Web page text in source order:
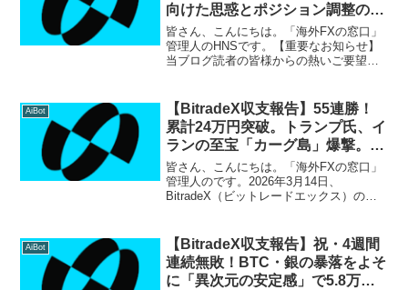
向けた思惑とポジション調整の嵐
を制し、累計利益238万円突破！
皆さん、こんにちは。「海外FXの窓口」
管理人のHNSです。【重要なお知らせ】
当ブログ読者の皆様からの熱いご要望に
名で気軽に参加でき、リアルタイムの収
支報告や簡単な...
AiBot
【BitradeX収支報告】55連勝！
累計24万円突破。トランプ氏、イ
ランの至宝「カーグ島」爆撃。緊
迫の有事相場でAIが最高益圏を独
走
皆さん、こんにちは。「海外FXの窓口」
管理人のです。2026年3月14日、
BitradeX（ビットレードエックス）の快
続プラス収益」 を達成しました！累計利
益は 2...
AiBot
【BitradeX収支報告】祝・4週間
連続無敗！BTC・銀の暴落をよそ
に「異次元の安定感」で5.8万円